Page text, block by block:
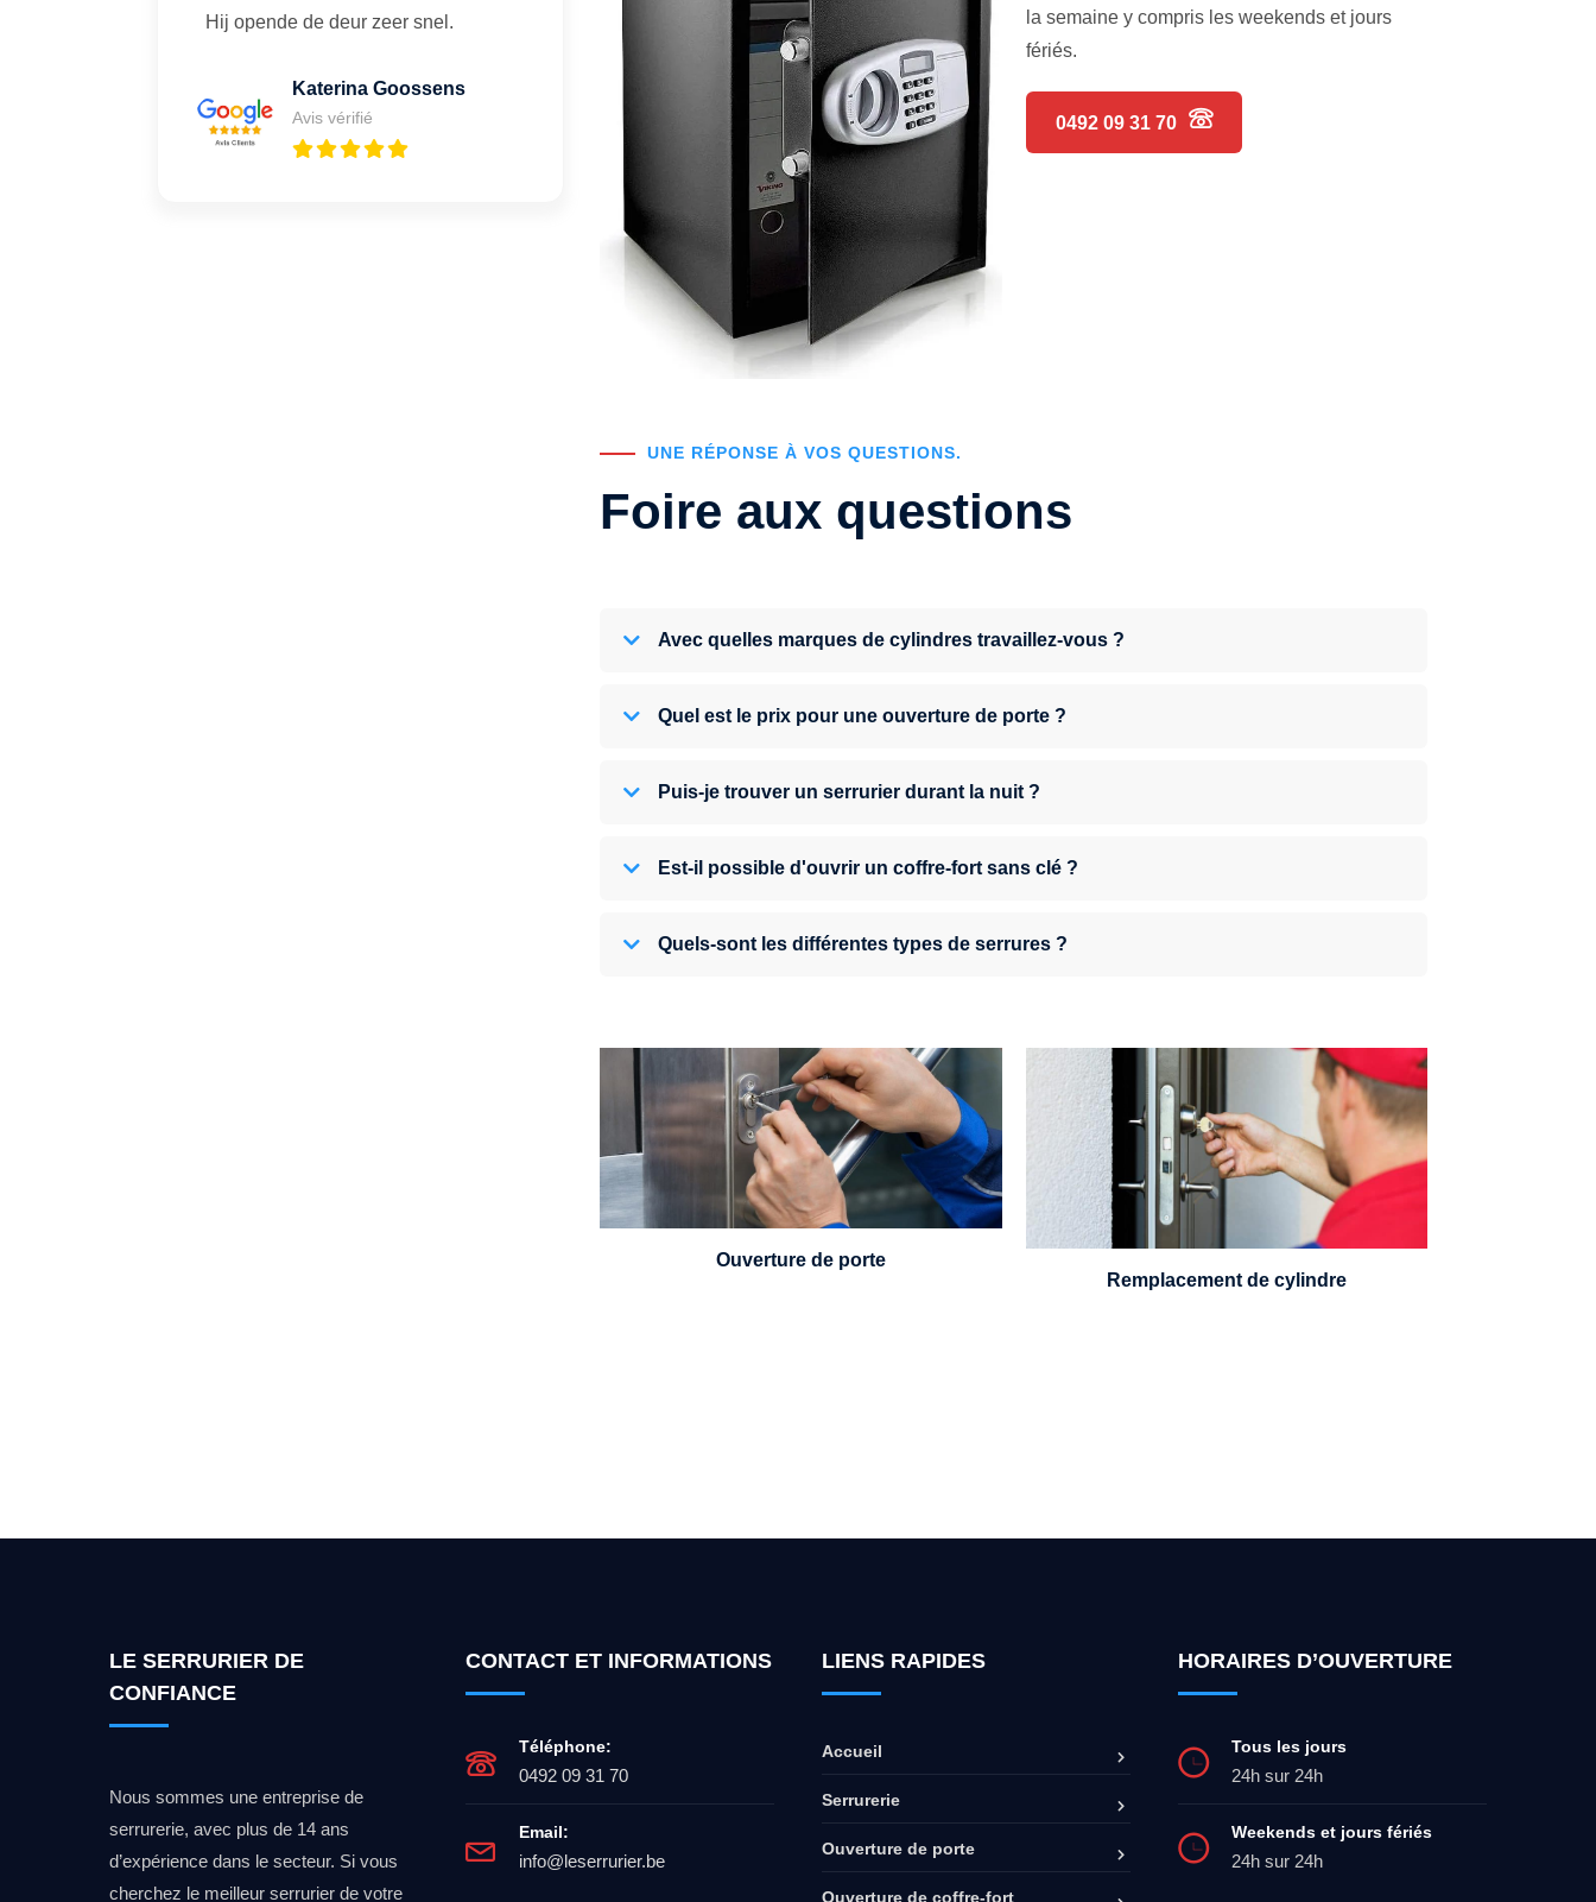
Hij opende de deur zeer snel.
Katerina Goossens
Avis vérifié
la semaine y compris les weekends et jours
fériés.
0492 09 31 70
UNE RÉPONSE À VOS QUESTIONS.
Foire aux questions
Avec quelles marques de cylindres travaillez-vous ?
Quel est le prix pour une ouverture de porte ?
Puis-je trouver un serrurier durant la nuit ?
Est-il possible d'ouvrir un coffre-fort sans clé ?
Quels-sont les différentes types de serrures ?
Vous avez perdu vos clés ou la porte s'est
refermée derrière vous ? Un serrurier est
disponible 24h/7.
Ouverture de porte
Un serrurier sera en mesure de choisir et
remplacer un cylindre standard, à 5
leviers ou à 3 leviers, Mul-T-Lock ou
encore multipoints.
Remplacement de cylindre
LE SERRURIER DE
CONFIANCE
Nous sommes une entreprise de
serrurerie, avec plus de 14 ans
d’expérience dans le secteur. Si vous
cherchez le meilleur serrurier de votre
CONTACT ET INFORMATIONS
Téléphone:
0492 09 31 70
Email:
info@leserrurier.be
LIENS RAPIDES
Accueil
Serrurerie
Ouverture de porte
Ouverture de coffre-fort
HORAIRES D’OUVERTURE
Tous les jours
24h sur 24h
Weekends et jours fériés
24h sur 24h